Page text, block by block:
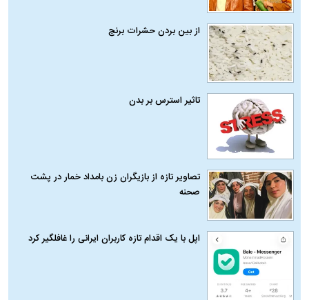
از بین بردن حشرات برنج
تاثیر استرس بر بدن
تصاویر تازه از بازیگران زن بامداد خمار در پشت
صحنه
اپل با یک اقدام تازه کاربران ایرانی را غافلگیر کرد